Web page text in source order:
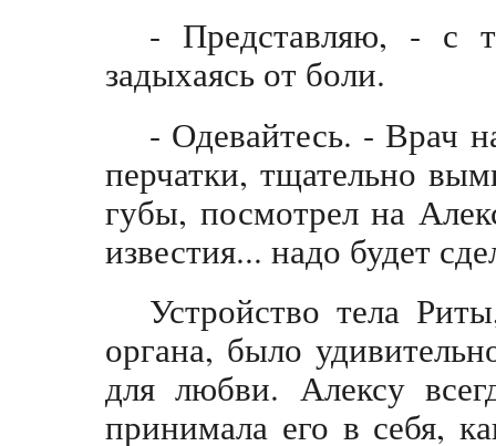
- Представляю, - с
задыхаясь от боли.
- Одевайтесь. - Врач
перчатки, тщательно
губы, посмотрел на
известия... надо будет
Устройство тела
органа, было
для любви. Алексу
принимала его в себя,